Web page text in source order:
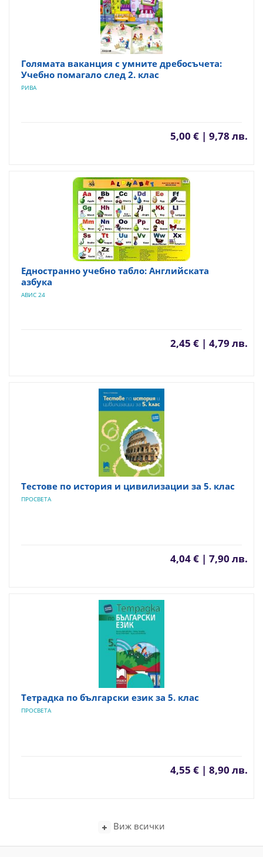
Голямата ваканция с умните дребосъчета:
Учебно помагало след 2. клас
РИВА
5,00 € | 9,78 лв.
Едностранно учебно табло: Английската
азбука
АВИС 24
2,45 € | 4,79 лв.
Тестове по история и цивилизации за 5. клас
ПРОСВЕТА
4,04 € | 7,90 лв.
Тетрадка по български език за 5. клас
ПРОСВЕТА
4,55 € | 8,90 лв.
Виж всички